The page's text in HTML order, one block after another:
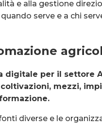
e alla gestione
serve e a chi
digitale per il settore
mezzi,
diverse e le